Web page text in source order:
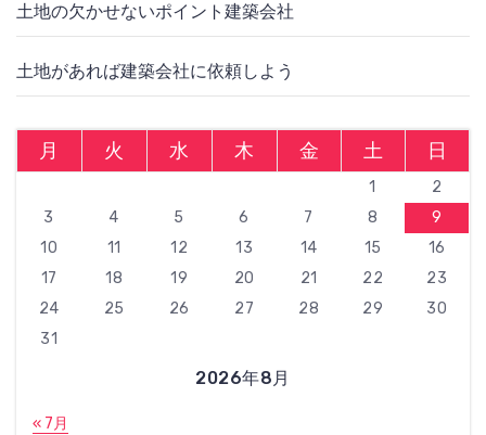
土地の欠かせないポイント建築会社
土地があれば建築会社に依頼しよう
2026年8月
月 火 水 木 金 土 日
1
2
3
4 5 6 7 8
9
10
11 12 13 14 15
16
17
18 19 20 21 22
23
24
25 26 27 28 29
30
31
« 7月